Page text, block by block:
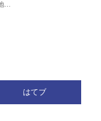
…
はてブ